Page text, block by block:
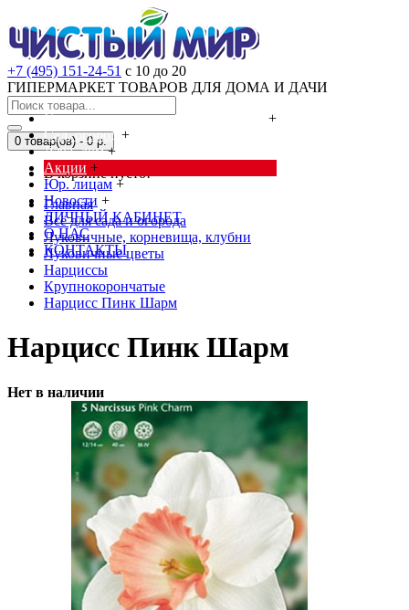
+7 (495) 151-24-51 с 10 до 20
ГИПЕРМАРКЕТ ТОВАРОВ ДЛЯ ДОМА И ДАЧИ
Cредства от насекомых и грызунов
+
Сад, огород +
Дача, дом +
Акции +
Юр. лицам +
Новости +
ЛИЧНЫЙ КАБИНЕТ
О НАС
КОНТАКТЫ
0 товар(ов) - 0 р.
В корзине пусто!
Главная
Всё для сада и огорода
Луковичные, корневища, клубни
Луковичные цветы
Нарциссы
Крупнокорончатые
Нарцисс Пинк Шарм
Нарцисс Пинк Шарм
Нет в наличии